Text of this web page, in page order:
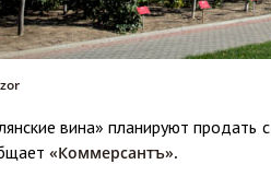
вина» планируют продать
«Коммерсантъ».